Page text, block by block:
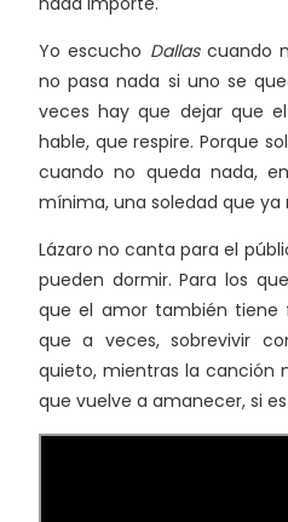
Yo escucho Dallascuando
no pasa nada si uno se
veces hay que dejar que
hable, que respire. Porque
cuando no queda nada,
mínima, una soledad que ya
Lázaro no canta para el
pueden dormir. Para los
que el amor también tiene
que a veces, sobrevivir
quieto, mientras la canción
que vuelve a amanecer, si